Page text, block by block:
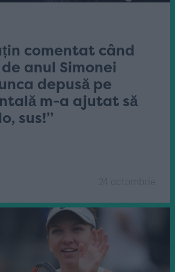
comentat când
anul Simonei
depusă pe
m-a ajutat să
sus!”